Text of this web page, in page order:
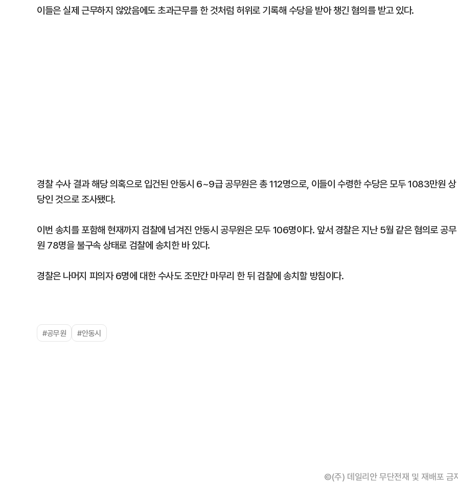
이들은 실제 근무하지 않았음에도 초과근무를 한 것처럼 허위로 기록해 수당을 받아 챙긴 혐의를 받고 있다.
경찰 수사 결과 해당 의혹으로 입건된 안동시 6~9급 공무원은 총 112명으로, 이들이 수령한 수당은 모두 1083만원 상
당인 것으로 조사됐다.
이번 송치를 포함해 현재까지 검찰에 넘겨진 안동시 공무원은 모두 106명이다. 앞서 경찰은 지난 5월 같은 혐의로 공무
원 78명을 불구속 상태로 검찰에 송치한 바 있다.
경찰은 나머지 피의자 6명에 대한 수사도 조만간 마무리 한 뒤 검찰에 송치할 방침이다.
#공무원 #안동시
©(주) 데일리안 무단전재 및 재배포 금